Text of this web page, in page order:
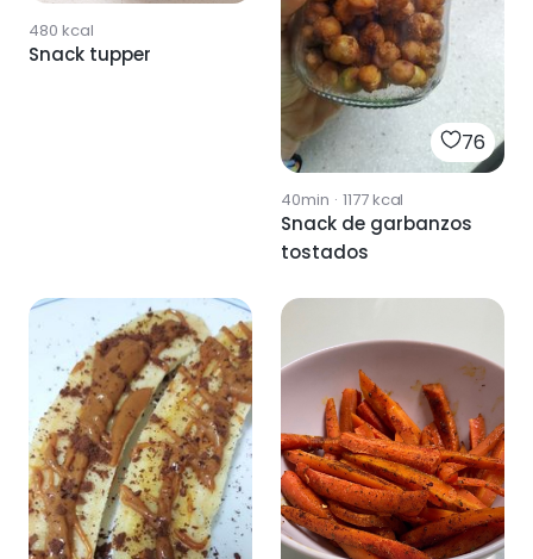
480 kcal
Snack tupper
76
40min · 1177kcal
Snack de garbanzos
tostados